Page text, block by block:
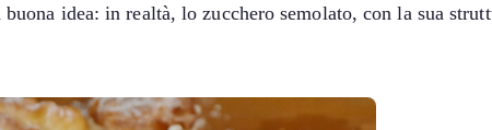
idea: in realtà, lo zucchero semolato, con la sua